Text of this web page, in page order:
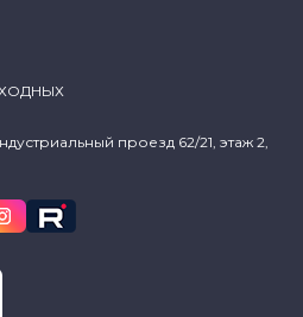
проезд 62/21, этаж 2,